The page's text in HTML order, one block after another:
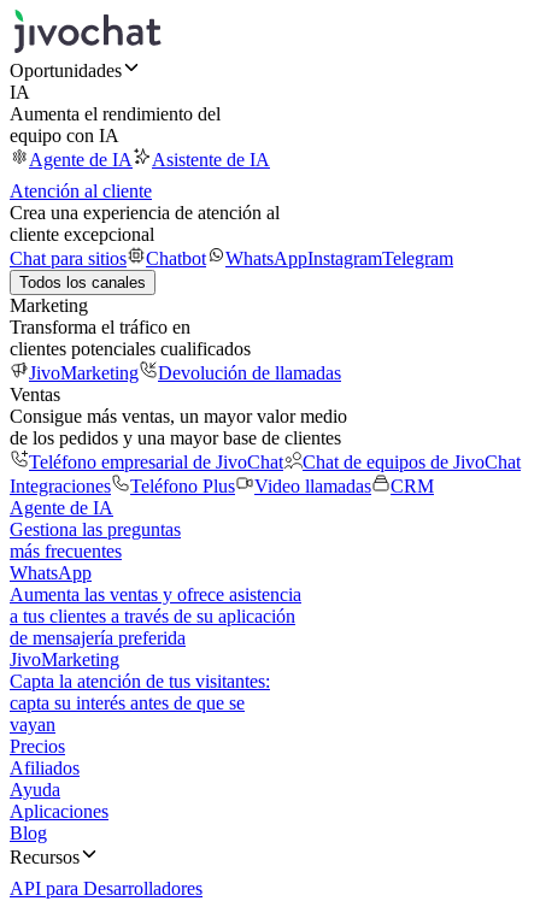
Oportunidades
IA
Aumenta el rendimiento del
equipo con IA
Agente de IA
Asistente de IA
Atención al cliente
Crea una experiencia de atención al
cliente excepcional
Chat para sitios
Chatbot WhatsAppInstagramTelegram
Todos los canales
Marketing
Transforma el tráfico en
clientes potenciales cualificados
JivoMarketing
Devolución de llamadas
Ventas
Consigue más ventas, un mayor valor medio
de los pedidos y una mayor base de clientes
Teléfono empresarial de JivoChat
Chat de equipos de JivoChat
Integraciones
Teléfono Plus Video llamadas
CRM
Agente de IA
Gestiona las preguntas
más frecuentes
WhatsApp
Aumenta las ventas y ofrece asistencia
a tus clientes a través de su aplicación
de mensajería preferida
JivoMarketing
Capta la atención de tus visitantes:
capta su interés antes de que se
vayan
Precios
Afiliados
Ayuda
Aplicaciones
Blog
Recursos
API para Desarrolladores